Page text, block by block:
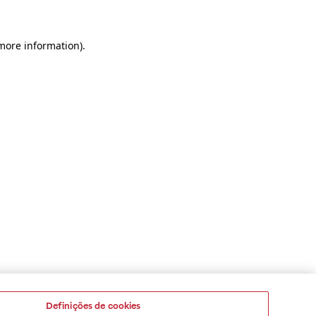
information).
Definições de cookies